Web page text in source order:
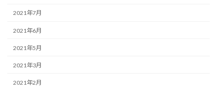
2021年7月
2021年6月
2021年5月
2021年3月
2021年2月